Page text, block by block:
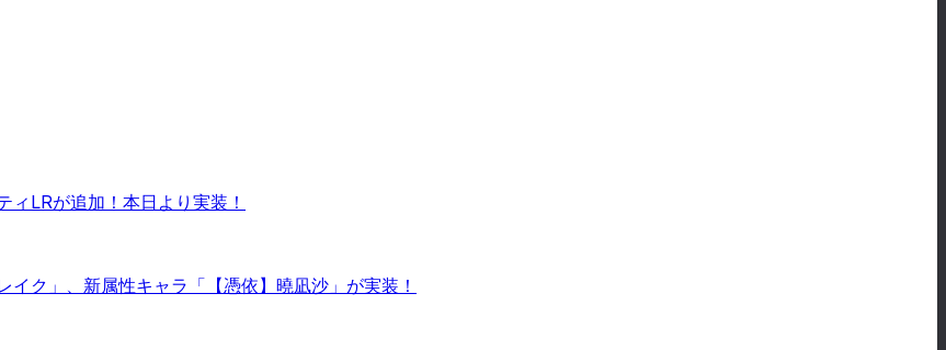
ィLRが追加！本日より実装！
ク」、新属性キャラ「【憑依】曉凪沙」が実装！